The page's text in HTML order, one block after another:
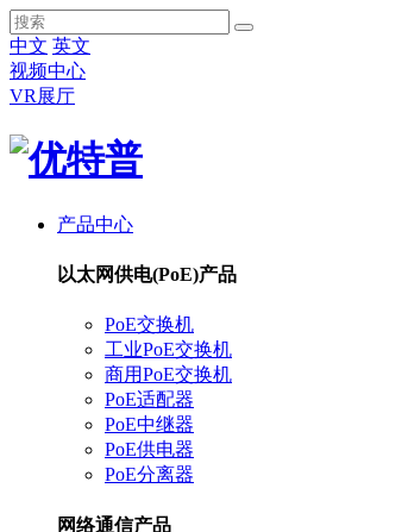
中文 英文
视频中心
VR展厅
产品中心
以太网供电(PoE)产品
PoE交换机
工业PoE交换机
商用PoE交换机
PoE适配器
PoE中继器
PoE供电器
PoE分离器
网络通信产品